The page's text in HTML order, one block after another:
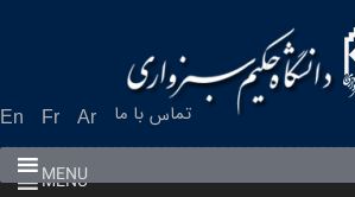
En Fr Ar تماس با ما
MENU
MENU